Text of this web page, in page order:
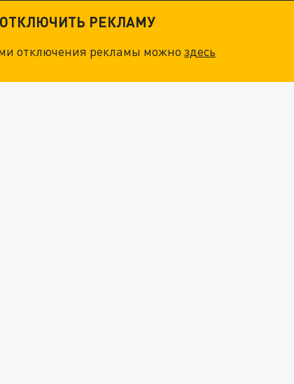
РЕКЛАМУ
отключения рекламы можноздесь